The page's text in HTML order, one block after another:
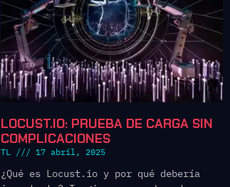
LOCUST.IO: PRUEBA DE CARGA SIN
COMPLICACIONES
TL 17 abril, 2025
¿Qué es Locust.io y por qué debería